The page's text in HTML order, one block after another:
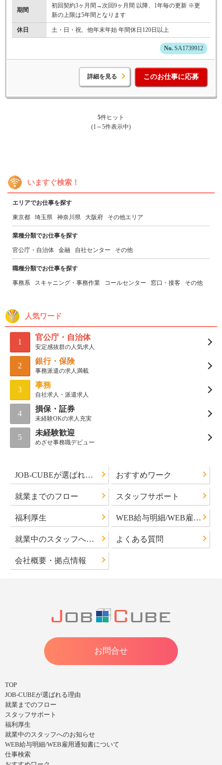
期間
初回契約3ヶ月間→次回9ヶ月間 以降、1年毎の更新 ※更
新の上限は5年間となります
休日 土・日・祝、他年末年始 年間休日120日以上
SA1739912
詳細を見る このお仕事に応募
5件ヒット
(1～5件表示中)
いますぐ検索！
エリアでお仕事を探す
東京都 埼玉県 神奈川県 大阪府 その他エリア
業種分類でお仕事を探す
官公庁・自治体 金融 自社センター その他
職種分類でお仕事を探す
事務系 スキャニング・事務作業 コールセンター 窓口・接客 その他
人気ワード
1
官公庁・自治体
安定感抜群の人気求人
2
銀行・保険
事務派遣の求人満載
3
事務
自社求人・派遣求人
4
損保・証券
未経験OKの求人充実
5
未経験歓迎
めざせ事務職デビュー
JOB-CUBEが選ばれる理由 おすすめワーク
就業までのフロー スタッフサポート
福利厚生 WEB給与明細/WEB雇用通知書について
就業中のスタッフへのお知らせ よくある質問
会社概要・拠点情報
お問合せ
TOP
JOB-CUBEが選ばれる理由
就業までのフロー
スタッフサポート
福利厚生
就業中のスタッフへのお知らせ
WEB給与明細/WEB雇用通知書について
仕事検索